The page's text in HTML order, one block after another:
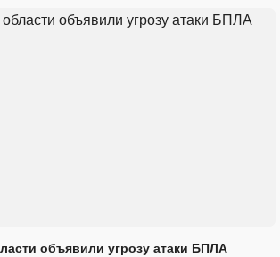
объявили угрозу атаки БПЛА